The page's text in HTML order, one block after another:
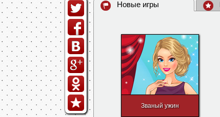
Новые игры
Званый ужин